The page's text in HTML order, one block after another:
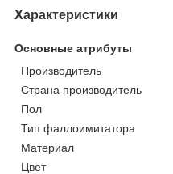
Характеристики
Основные атрибуты
Производитель
Страна производитель
Пол
Тип фаллоимитатора
Материал
Цвет